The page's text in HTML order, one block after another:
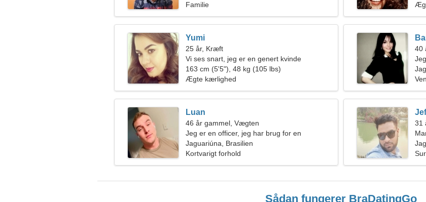
Familie
Yumi
25 år, Kræft
Vi ses snart, jeg er en genert kvinde
163 cm (5'5"), 48 kg (105 lbs)
Ægte kærlighed
40
Luan
46 år gammel, Vægten
Jeg er en officer, jeg har brug for en
vidunderlig kvinde
Jaguariúna, Brasilien
Kortvarigt forhold
31
Sådan fungerer BraDatingGo